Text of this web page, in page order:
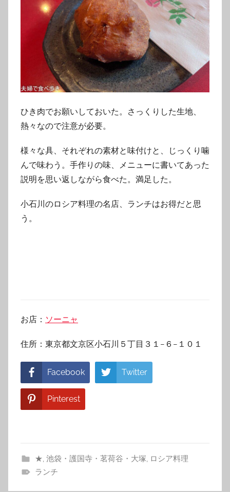
ひき肉でお願いしておいた。さっくりした生地、
熱々なので注意が必要。
様々な具、それぞれの素材と味付けと、じっくり噛
んで味わう。手作りの味、メニューに書いてあった
説明を思い返しながら食べた。満足した。
小石川のロシア料理の名店、ランチはお得だと思
う。
お店： ソーニャ
住所：東京都文京区小石川５丁目３１−６−１０１
Facebook Twitter
Pinterest
★ 池袋・護国寺・茗荷谷・大塚
ロシア料理
ランチ